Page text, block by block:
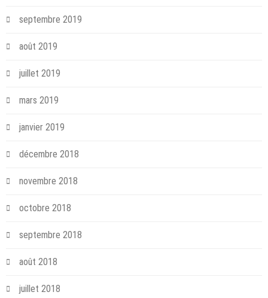
septembre 2019
août 2019
juillet 2019
mars 2019
janvier 2019
décembre 2018
novembre 2018
octobre 2018
septembre 2018
août 2018
juillet 2018